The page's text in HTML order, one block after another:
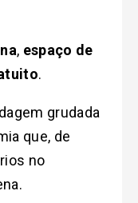
, espaço de
.
grudada
que, de
no